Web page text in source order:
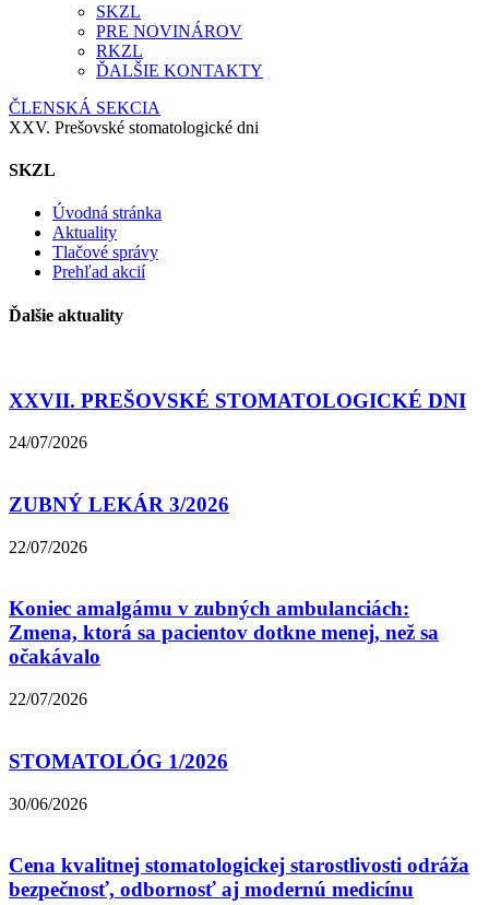
SKZL
PRE NOVINÁROV
RKZL
ĎALŠIE KONTAKTY
ČLENSKÁ SEKCIA
XXV. Prešovské stomatologické dni
SKZL
Úvodná stránka
Aktuality
Tlačové správy
Prehľad akcií
Ďalšie aktuality
XXVII. PREŠOVSKÉ STOMATOLOGICKÉ DNI
24/07/2026
ZUBNÝ LEKÁR 3/2026
22/07/2026
Koniec amalgámu v zubných ambulanciách:
Zmena, ktorá sa pacientov dotkne menej, než sa
očakávalo
22/07/2026
STOMATOLÓG 1/2026
30/06/2026
Cena kvalitnej stomatologickej starostlivosti odráža
bezpečnosť, odbornosť aj modernú medicínu